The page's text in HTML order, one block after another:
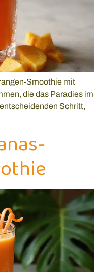
Smoothie mit
die das Paradies im
Schritt,